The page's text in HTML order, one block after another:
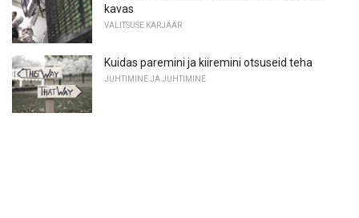
kavas
VALITSUSE KARJÄÄR
Kuidas paremini ja kiiremini otsuseid teha
JUHTIMINE JA JUHTIMINE